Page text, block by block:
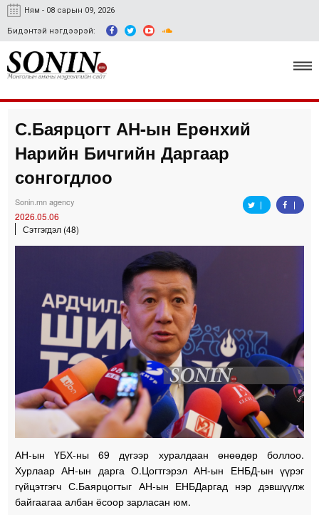
Ням - 08 сарын 09, 2026
Бидэнтэй нэгдээрэй:
Улс төр, эдийн засаг
Гэмт хэрэг
Easy news
С.Баярцогт АН-ын Ерөнхий
Нарийн Бичгийн Даргаар
сонгогдлоо
Sonin.mn agency
2026.05.06
Сэтгэгдэл (48)
АН-ын ҮБХ-ны 69 дүгээр хуралдаан өнөөдөр боллоо.
Хурлаар АН-ын дарга О.Цогтгэрэл АН-ын ЕНБД-ын үүрэг
гүйцэтгэгч С.Баярцогтыг АН-ын ЕНБДаргад нэр дэвшүүлж
байгаагаа албан ёсоор зарласан юм.